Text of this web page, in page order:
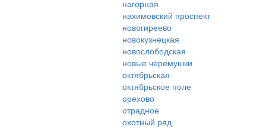
нагорная
нахимовский проспект
новогиреево
новокузнецкая
новослободская
новые черемушки
октябрьская
октябрьское поле
орехово
отрадное
охотный ряд